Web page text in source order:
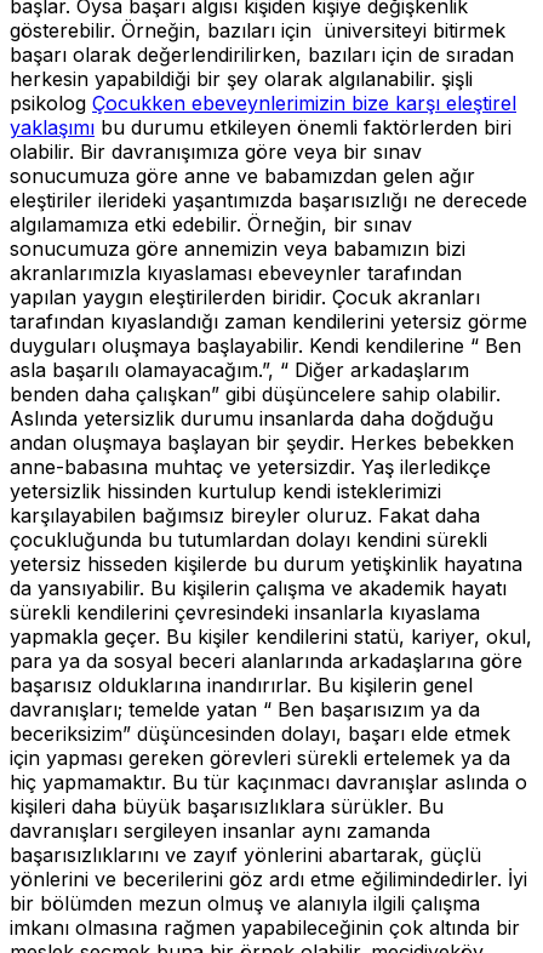
başlar. Oysa başarı algısı kişiden kişiye değişkenlik
gösterebilir. Örneğin, bazıları için üniversiteyi bitirmek
başarı olarak değerlendirilirken, bazıları için de sıradan
herkesin yapabildiği bir şey olarak algılanabilir. şişli
psikolog Çocukken ebeveynlerimizin bize karşı eleştirel
yaklaşımı bu durumu etkileyen önemli faktörlerden biri
olabilir. Bir davranışımıza göre veya bir sınav
sonucumuza göre anne ve babamızdan gelen ağır
eleştiriler ilerideki yaşantımızda başarısızlığı ne derecede
algılamamıza etki edebilir. Örneğin, bir sınav
sonucumuza göre annemizin veya babamızın bizi
akranlarımızla kıyaslaması ebeveynler tarafından
yapılan yaygın eleştirilerden biridir. Çocuk akranları
tarafından kıyaslandığı zaman kendilerini yetersiz görme
duyguları oluşmaya başlayabilir. Kendi kendilerine “ Ben
asla başarılı olamayacağım.”, “ Diğer arkadaşlarım
benden daha çalışkan” gibi düşüncelere sahip olabilir.
Aslında yetersizlik durumu insanlarda daha doğduğu
andan oluşmaya başlayan bir şeydir. Herkes bebekken
anne-babasına muhtaç ve yetersizdir. Yaş ilerledikçe
yetersizlik hissinden kurtulup kendi isteklerimizi
karşılayabilen bağımsız bireyler oluruz. Fakat daha
çocukluğunda bu tutumlardan dolayı kendini sürekli
yetersiz hisseden kişilerde bu durum yetişkinlik hayatına
da yansıyabilir. Bu kişilerin çalışma ve akademik hayatı
sürekli kendilerini çevresindeki insanlarla kıyaslama
yapmakla geçer. Bu kişiler kendilerini statü, kariyer, okul,
para ya da sosyal beceri alanlarında arkadaşlarına göre
başarısız olduklarına inandırırlar. Bu kişilerin genel
davranışları; temelde yatan “ Ben başarısızım ya da
beceriksizim” düşüncesinden dolayı, başarı elde etmek
için yapması gereken görevleri sürekli ertelemek ya da
hiç yapmamaktır. Bu tür kaçınmacı davranışlar aslında o
kişileri daha büyük başarısızlıklara sürükler. Bu
davranışları sergileyen insanlar aynı zamanda
başarısızlıklarını ve zayıf yönlerini abartarak, güçlü
yönlerini ve becerilerini göz ardı etme eğilimindedirler. İyi
bir bölümden mezun olmuş ve alanıyla ilgili çalışma
imkanı olmasına rağmen yapabileceğinin çok altında bir